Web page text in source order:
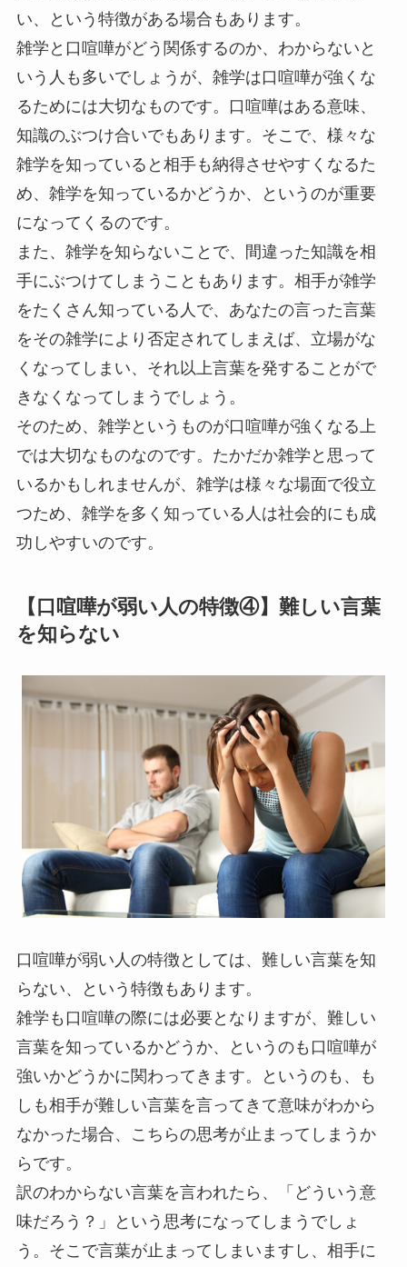
い、という特徴がある場合もあります。
雑学と口喧嘩がどう関係するのか、わからないと
いう人も多いでしょうが、雑学は口喧嘩が強くな
るためには大切なものです。口喧嘩はある意味、
知識のぶつけ合いでもあります。そこで、 様々な
雑学を知っていると相手も納得させやすくなるた
め、雑学を知っているかどうか、というのが重要
になってくるのです。
また、雑学を知らないことで、間違った知識を相
手にぶつけてしまうこともあります。相手が雑学
をたくさん知っている人で、あなたの言った言葉
をその雑学により否定されてしまえば、立場がな
くなってしまい、それ以上言葉を発することがで
きなくなってしまうでしょう。
そのため、雑学というものが口喧嘩が強くなる上
では大切なものなのです。たかだか雑学と思って
いるかもしれませんが、雑学は様々な場面で役立
つため、雑学を多く知っている人は社会的にも成
功しやすいのです。
【口喧嘩が弱い人の特徴④】難しい言葉
を知らない
口喧嘩が弱い人の特徴としては、難しい言葉を知
らない、という特徴もあります。
雑学も口喧嘩の際には必要となりますが、難しい
言葉を知っているかどうか、というのも口喧嘩が
強いかどうかに関わってきます。というのも、も
しも相手が難しい言葉を言ってきて意味がわから
なかった場合、こちらの思考が止まってしまうか
らです。
訳のわからない言葉を言われたら、「どういう意
味だろう？」という思考になってしまうでしょ
う。そこで言葉が止まってしまいますし、相手に